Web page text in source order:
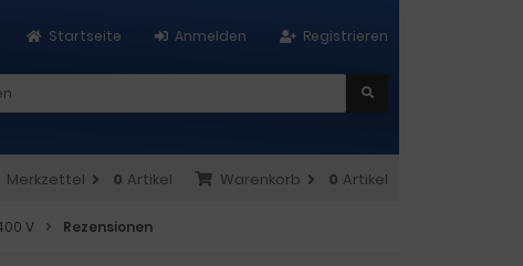
Registrieren
Anmelden
Startseite
Warenkorb 0 Artikel
Merkzettel 0 Artikel
V Rezensionen